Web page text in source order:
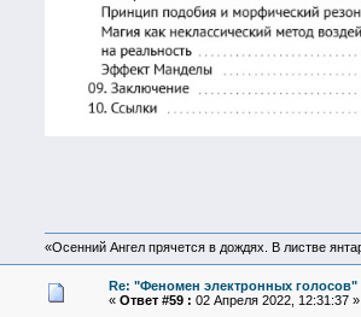
«Осенний Ангел прячется в дождях. В листве
Re: "Феномен электронных голосов"
« Ответ #59 : 02 Апреля 2022, 12:31:37 »